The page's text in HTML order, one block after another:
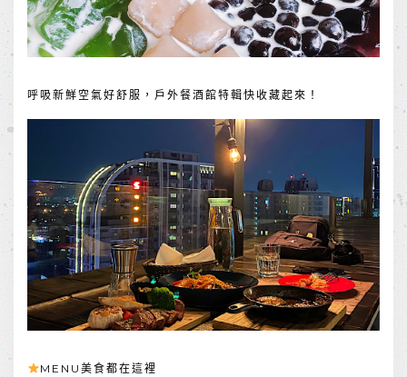
呼吸新鮮空氣好舒服，戶外餐酒館特輯快收藏起來！
MENU美食都在這裡